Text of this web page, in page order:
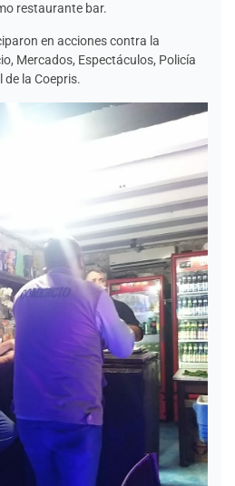
restaurante bar.
en acciones contra la
Mercados, Espectáculos, Policía
la Coepris.